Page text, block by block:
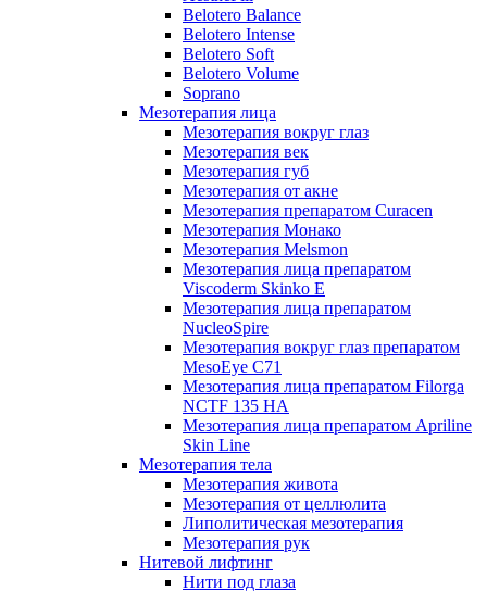
Belotero Balance
Belotero Intense
Belotero Soft
Belotero Volume
Soprano
Мезотерапия лица
Мезотерапия вокруг глаз
Мезотерапия век
Мезотерапия губ
Мезотерапия от акне
Мезотерапия препаратом Curacen
Мезотерапия Монако
Мезотерапия Melsmon
Мезотерапия лица препаратом
Viscoderm Skinko E
Мезотерапия лица препаратом
NucleoSpire
Мезотерапия вокруг глаз препаратом
MesoEye С71
Мезотерапия лица препаратом Filorga
NCTF 135 HA
Мезотерапия лица препаратом Apriline
Skin Line
Мезотерапия тела
Мезотерапия живота
Мезотерапия от целлюлита
Липолитическая мезотерапия
Мезотерапия рук
Нитевой лифтинг
Нити под глаза